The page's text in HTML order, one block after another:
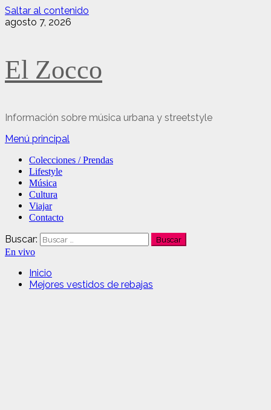
Saltar al contenido
agosto 7, 2026
El Zocco
Información sobre música urbana y streetstyle
Menú principal
Colecciones / Prendas
Lifestyle
Música
Cultura
Viajar
Contacto
Buscar:
En vivo
Inicio
Mejores vestidos de rebajas